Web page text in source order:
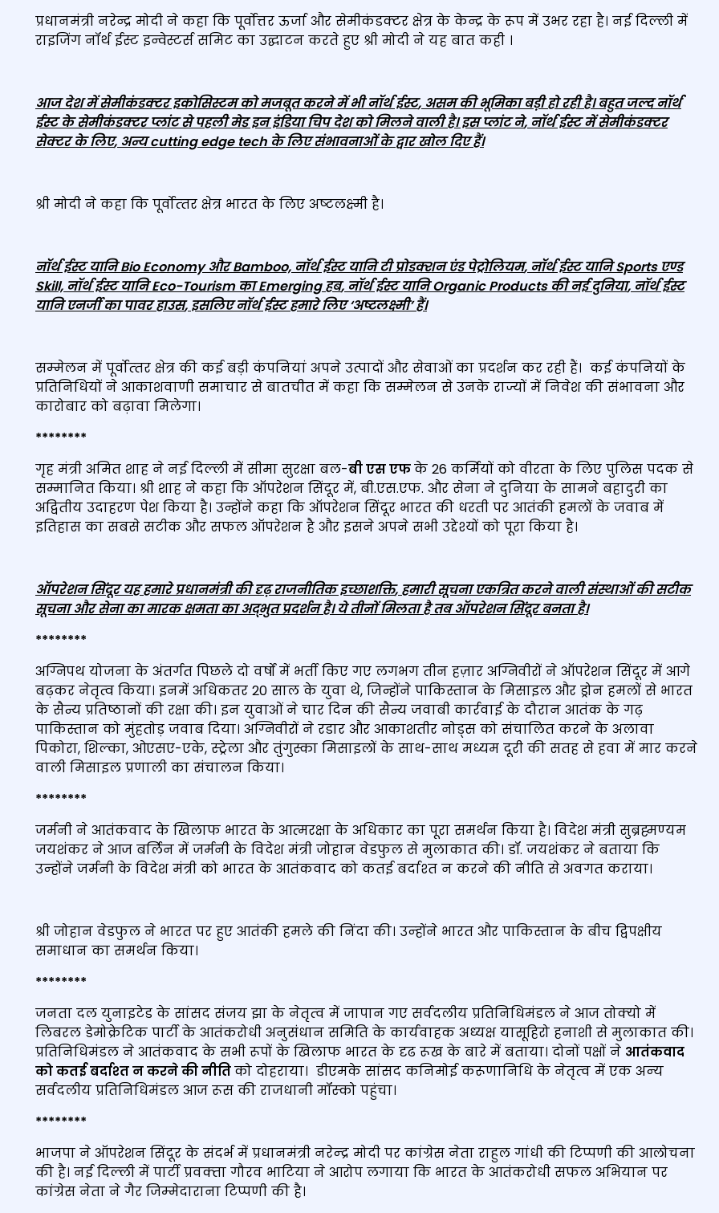
प्रधानमंत्री नरेन्द्र मोदी ने कहा कि पूर्वोत्तर ऊर्जा और सेमीकंडक्टर क्षेत्र के केन्द्र के रूप में उभर रहा है। नई दिल्ली में
राइजिंग नॉर्थ ईस्ट इन्वेस्टर्स समिट का उद्घाटन करते हुए श्री मोदी ने यह बात कही ।
आज देश में सेमीकंडक्टर इकोसिस्टम को मजबूत करने में भी नॉर्थ ईस्ट, असम की भूमिका बड़ी हो रही है। बहुत जल्द नॉर्थ
ईस्ट के सेमीकंडक्टर प्लांट से पहली मेड इन इंडिया चिप देश को मिलने वाली है। इस प्लांट ने, नॉर्थ ईस्ट में सेमीकंडक्टर
सेक्टर के लिए, अन्यcutting edge tech के लिए संभावनाओं के द्वार खोल दिए हैं।
श्री मोदी ने कहा कि पूर्वोत्‍तर क्षेत्र भारत के लिए अष्‍टलक्ष्‍मी है।
नॉर्थ ईस्ट यानिBio EconomyऔरBamboo, नॉर्थ ईस्ट यानि टी प्रोडक्शन एंड पेट्रोलियम, नॉर्थ ईस्ट यानिSports एण्‍ड
Skill, नॉर्थ ईस्ट यानिEco-Tourism काEmergingहब, नॉर्थ ईस्ट यानिOrganic Products की नई दुनिया, नॉर्थ ईस्ट
यानि एनर्जी का पावर हाउस, इसलिए नॉर्थ ईस्ट हमारे लिए‘अष्टलक्ष्मी’हैं।
सम्‍मेलन में पूर्वोत्‍तर क्षेत्र की कई बड़ी कंपनियां अपने उत्पादों और सेवाओं का प्रदर्शन कर रही हैं। कई कंपनियों के
प्रतिनिधियों ने आकाशवाणी समाचार से बातचीत में कहा कि सम्मेलन से उनके राज्यों में निवेश की संभावना और
कारोबार को बढ़ावा मिलेगा।
********
गृह मंत्री अमित शाह ने नई दिल्ली में सीमा सुरक्षा बल-बी एस एफके 26 कर्मियों को वीरता के लिए पुलिस पदक से
सम्मानित किया। श्री शाह ने कहा कि ऑपरेशन सिंदूर में, बी.एस.एफ. और सेना ने दुनिया के सामने बहादुरी का
अद्वितीय उदाहरण पेश किया है। उन्होंने कहा कि ऑपरेशन सिंदूर भारत की धरती पर आतंकी हमलों के जवाब में
इतिहास का सबसे सटीक और सफल ऑपरेशन है और इसने अपने सभी उद्देश्यों को पूरा किया है।
ऑपरेशन सिंदूर यह हमारे प्रधानमंत्री की दृढ़ राजनीतिक इच्छाशक्ति, हमारी सूचना एकत्रित करने वाली संस्‍थाओं की सटीक
सूचना और सेना का मारक क्षमता का अद्भुत प्रदर्शन है। ये तीनों मिलता है तब ऑपरेशन सिंदूर बनता है।
********
अग्निपथ योजना के अंतर्गत पिछले दो वर्षों में भर्ती किए गए लगभग तीन हज़ार अग्निवीरों ने ऑपरेशन सिंदूर में आगे
बढ़कर नेतृत्व किया। इनमें अधिकतर 20 साल के युवा थे, जिन्होंने पाकिस्तान के मिसाइल और ड्रोन हमलों से भारत
के सैन्य प्रतिष्ठानों की रक्षा की। इन युवाओं ने चार दिन की सैन्य जवाबी कार्रवाई के दौरान आतंक के गढ़
पाकिस्तान को मुंहतोड़ जवाब दिया। अग्निवीरों ने रडार और आकाशतीर नोड्स को संचालित करने के अलावा
पिकोरा, शिल्का, ओएसए-एके, स्ट्रेला और तुंगुस्का मिसाइलों के साथ-साथ मध्यम दूरी की सतह से हवा में मार करने
वाली मिसाइल प्रणाली का संचालन किया।
********
जर्मनी ने आतंकवाद के खिलाफ भारत के आत्‍मरक्षा के अधिकार का पूरा समर्थन किया है। विदेश मंत्री सुब्रह्मण्‍यम
जयशंकर ने आज बर्लिन में जर्मनी के विदेश मंत्री जोहान वेडफुल से मुलाकात की। डॉ. जयशंकर ने बताया कि
उन्‍होंने जर्मनी के विदेश मंत्री को भारत के आतंकवाद को कतई बर्दाश्‍त न करने की नीति से अवगत कराया।
श्री जोहान वेडफुल ने भारत पर हुए आतंकी हमले की निंदा की। उन्‍होंने भारत और पाकिस्तान के बीच द्विपक्षीय
समाधान का समर्थन किया।
********
जनता दल युनाइटेड के सांसद संजय झा के नेतृत्‍व में जापान गए सर्वदलीय प्रतिनिधिमंडल ने आज तोक्‍यो में
लिबरल डेमोक्रेटिक पार्टी के आतंकरोधी अनुसंधान समिति के कार्यवाहक अध्‍यक्ष यासूहिरो हनाशी से मुलाकात की।
प्रतिनिधिमंडल ने आतंकवाद के सभी रूपों के खिलाफ भारत के दृढ रूख के बारे में बताया। दोनों पक्षों ने आतंकवाद
को कतई बर्दाश्‍त न करने की नीतिको दोहराया। डीएमके सांसद कनिमोई करूणानिधि के नेतृत्‍व में एक अन्‍य
सर्वदलीय प्रतिनिधिमंडल आज रूस की राजधानी मॉस्‍को पहुंचा।
********
भाजपा ने ऑपरेशन सिंदूर के संदर्भ में प्रधानमंत्री नरेन्‍द्र मोदी पर कांग्रेस नेता राहुल गांधी की टिप्‍पणी की आलोचना
की है। नई दिल्‍ली में पार्टी प्रवक्‍ता गौरव भाटिया ने आरोप लगाया कि भारत के आतंकरोधी सफल अभियान पर
कांग्रेस नेता ने गैर जिम्‍मेदाराना टिप्‍पणी की है।